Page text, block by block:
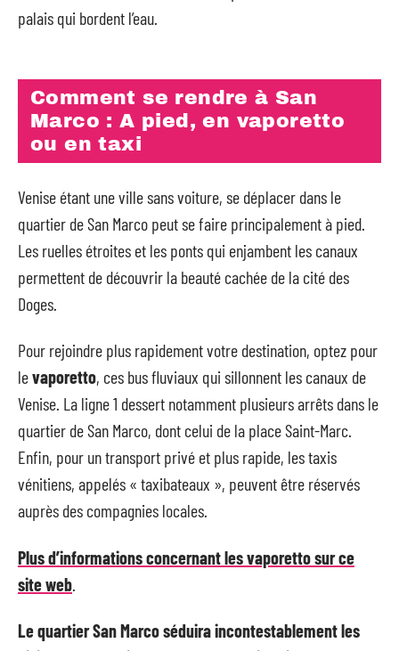
palais qui bordent l’eau.
Comment se rendre à San
Marco : A pied, en vaporetto
ou en taxi
Venise étant une ville sans voiture, se déplacer dans le
quartier de San Marco peut se faire principalement à pied.
Les ruelles étroites et les ponts qui enjambent les canaux
permettent de découvrir la beauté cachée de la cité des
Doges.
Pour rejoindre plus rapidement votre destination, optez pour
levaporetto, ces bus fluviaux qui sillonnent les canaux de
Venise. La ligne 1 dessert notamment plusieurs arrêts dans le
quartier de San Marco, dont celui de la place Saint-Marc.
Enfin, pour un transport privé et plus rapide, les taxis
vénitiens, appelés « taxibateaux », peuvent être réservés
auprès des compagnies locales.
Plus d’informations concernant les vaporetto sur ce
site web
Le quartier San Marco séduira incontestablement les